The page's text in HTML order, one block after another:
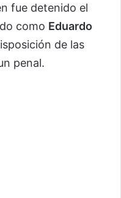
fue detenido el
como Eduardo
de las
penal.